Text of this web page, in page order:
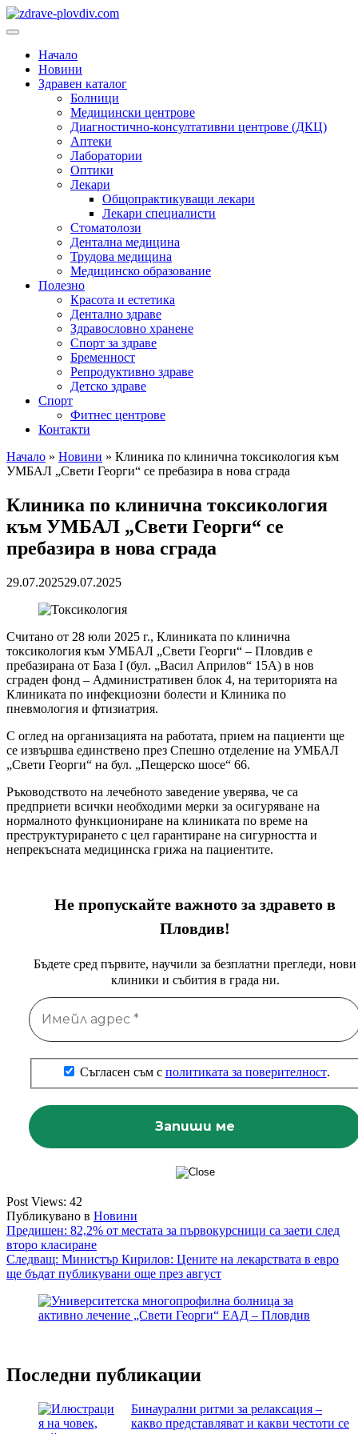
Преминете
към
Основно
Начало
Новини
Здравен каталог
Болници
Медицински центрове
Диагностично-консултативни центрове (ДКЦ)
Аптеки
Лаборатории
Оптики
Лекари
Общопрактикуващи лекари
Лекари специалисти
Стоматолози
Дентална медицина
Трудова медицина
Медицинско образование
Полезно
Красота и естетика
Дентално здраве
Здравословно хранене
Спорт за здраве
Бременност
Репродуктивно здраве
Детско здраве
Спорт
Фитнес центрове
Контакти
Начало » Новини » Клиника по клинична токсикология към
УМБАЛ „Свети Георги“ се пребазира в нова сграда
Клиника по клинична токсикология
към УМБАЛ „Свети Георги“ се
пребазира в нова сграда
29.07.202529.07.2025
Считано от 28 юли 2025 г., Клиниката по клинична
токсикология към УМБАЛ „Свети Георги“ – Пловдив e
пребазирана от База I (бул. „Васил Априлов“ 15А) в нов
сграден фонд – Административен блок 4, на територията на
Клиниката по инфекциозни болести и Клиника по
пневмология и фтизиатрия.
С оглед на организацията на работата, прием на пациенти ще
се извършва единствено през Спешно отделение на УМБАЛ
„Свети Георги“ на бул. „Пещерско шосе“ 66.
Ръководството на лечебното заведение уверява, че са
предприети всички необходими мерки за осигуряване на
нормалното функциониране на клиниката по време на
преструктурирането с цел гарантиране на сигурността и
непрекъсната медицинска грижа на пациентите.
Не пропускайте важното за здравето в
Пловдив!
Бъдете сред първите, научили за безплатни прегледи, нови
клиники и събития в града ни.
Съгласен съм с политиката за поверителност.
Post Views: 42
Публикувано в Новини
Навигация
Предишен: 82,2% от местата за първокурсници са заети след
второ класиране
Следващ: Министър Кирилов: Цените на лекарствата в евро
ще бъдат публикувани още през август
Последни публикации
Бинаурални ритми за релаксация –
какво представляват и какви честоти се